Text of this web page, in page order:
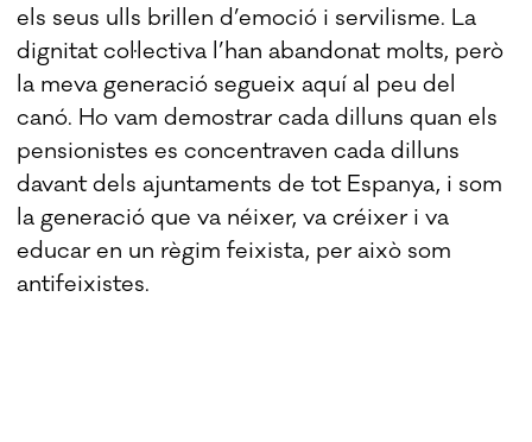
els seus ulls brillen d’emoció i servilisme. La
dignitat col·lectiva l’han abandonat molts, però
la meva generació segueix aquí al peu del
canó. Ho vam demostrar cada dilluns quan els
pensionistes es concentraven cada dilluns
davant dels ajuntaments de tot Espanya, i som
la generació que va néixer, va créixer i va
educar en un règim feixista, per això som
antifeixistes.